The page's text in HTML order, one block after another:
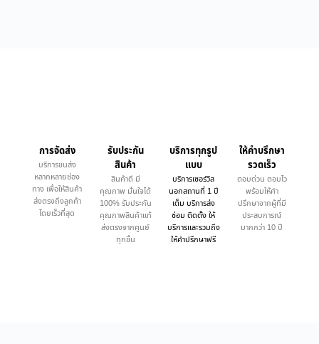
การจัดส่ง
บริการขนส่ง
หลากหลายช่อง
ทาง เพื่อให้สินค้า
ส่งตรงถึงลูกค้า
โดยเร็วที่สุด
รับประกัน
สินค้า
สินค้าดี มี
คุณภาพ มั่นใจได้
100% รับประกัน
คุณภาพสินค้าแท้
ส่งตรงจากศูนย์
ทุกชิ้น
บริการทุกรูป
แบบ
บริการเซอร์วิส
นอกสถานที่ 1 ปี
เต็ม บริการส่ง
ซ่อม ติดตั้ง ให้
บริการและรวมถึง
ให้คำปรึกษาฟรี
ให้คำบรึกษา
รวดเร็ว
ตอบด่วน ตอบไว
พร้อมให้คำ
ปรึกษาจากผู้ที่มี
ประสบการณ์
มากกว่า 10 ปี